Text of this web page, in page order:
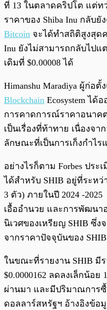
ที่ 13 ในตลาดคริปโต แต่ท
ราคาของ Shiba Inu กลับ
Bitcoin จะได้ทำสถิติสูงสุด
Inu ยังไม่สามารถกลับไป
เดิมที่ $0.00008 ได้
Himanshu Maradiya ผู้ก่อ
Blockchain Ecosystem ได้
การคาดการณ์ราคาอนาคต
เป็นเรื่องที่ท้าทาย เนื่องจ
ลักษณะที่เป็นการเก็งกำไ
อย่างไรก็ตาม Forbes ประ
ได้สำหรับ SHIB อยู่ที่ระหว่
3 ตัว) ภายในปี 2024 -
เอื้ออำนวย และการพัฒนา
นิเวศของเหรียญ SHIB ซึ่ง
จากราคาปัจจุบันของ
ในขณะที่รายงาน SHIB มี
$0.0000162 ลดลงเล็กน้อ
ผ่านมา และมีปริมาณการ
ดอลลาร์สหรัฐฯ อ้างอิงข้อมู